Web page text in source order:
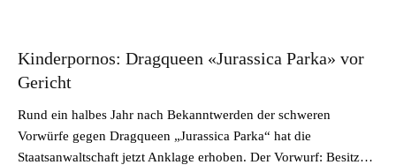
Kinderpornos: Dragqueen «Jurassica Parka» vor
Gericht
Rund ein halbes Jahr nach Bekanntwerden der schweren
Vorwürfe gegen Dragqueen „Jurassica Parka“ hat die
Staatsanwaltschaft jetzt Anklage erhoben. Der Vorwurf: Besitz…